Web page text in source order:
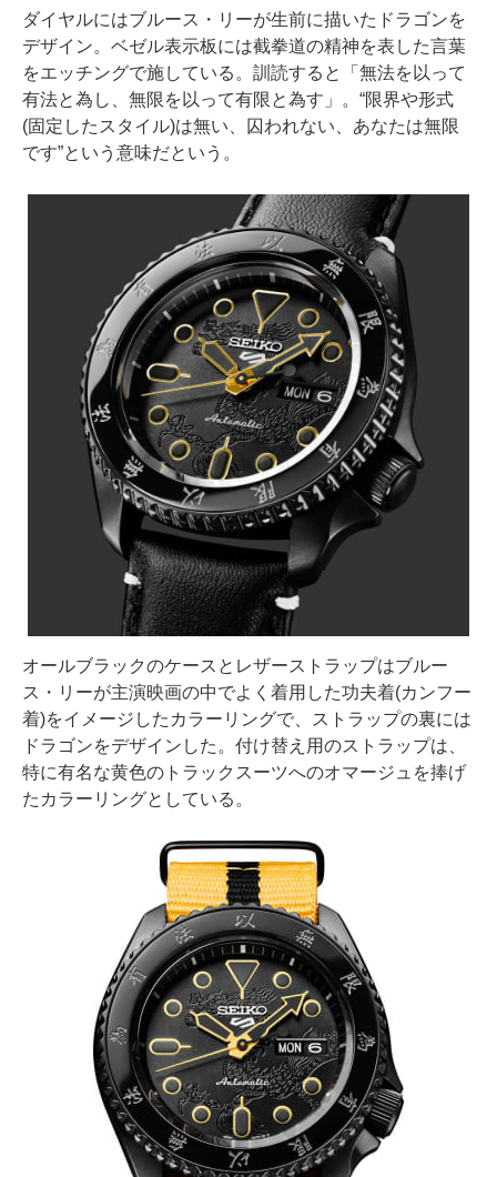
ダイヤルにはブルース・リーが生前に描いたドラゴンを
デザイン。ベゼル表示板には截拳道の精神を表した言葉
をエッチングで施している。訓読すると「無法を以って
有法と為し、無限を以って有限と為す」。“限界や形式
(固定したスタイル)は無い、囚われない、あなたは無限
です”という意味だという。
オールブラックのケースとレザーストラップはブルー
ス・リーが主演映画の中でよく着用した功夫着(カンフー
着)をイメージしたカラーリングで、ストラップの裏には
ドラゴンをデザインした。付け替え用のストラップは、
特に有名な黄色のトラックスーツへのオマージュを捧げ
たカラーリングとしている。